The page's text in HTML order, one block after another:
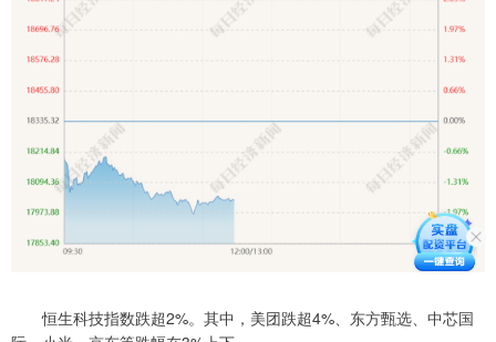
恒生科技指数跌超2%。其中，美团跌超4%、东方甄选、中芯国